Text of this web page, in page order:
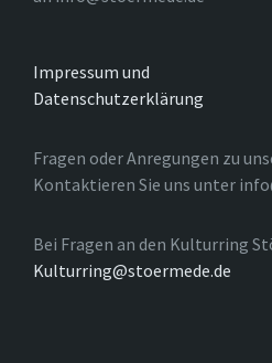
Impressum und
Datenschutzerklärung
Fragen oder Anregungen zu
Kontaktieren Sie uns unter
Bei Fragen an den Kulturring
Kulturring@stoermede.de